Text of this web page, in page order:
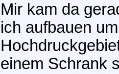
Mir kam da
ich aufbauen
einem Schrank